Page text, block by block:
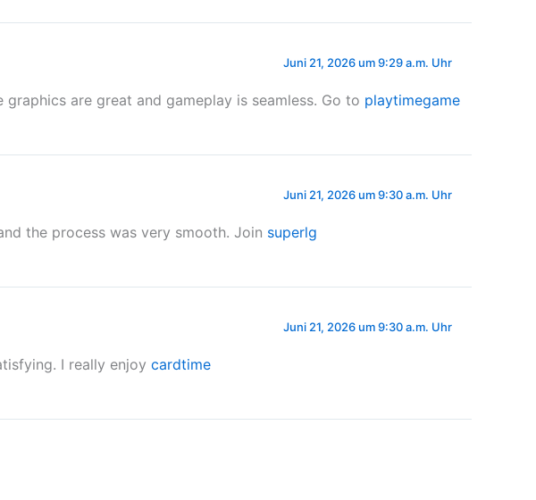
Juni 21, 2026 um 9:29 a.m. Uhr
are great and gameplay is seamless. Go to playtimegame
Juni 21, 2026 um 9:30 a.m. Uhr
the process was very smooth. Join superlg
Juni 21, 2026 um 9:30 a.m. Uhr
I really enjoy cardtime